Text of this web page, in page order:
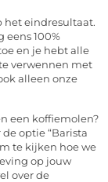
het eindresultaat.
eens 100%
en je hebt alle
verwennen met
alleen onze
een koffiemolen?
optie “Barista
te kijken hoe we
op jouw
over de